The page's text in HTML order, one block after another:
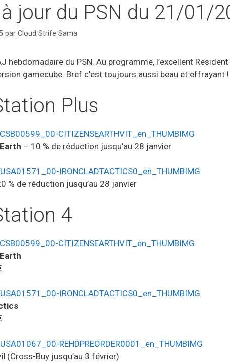
jour du PSN du 21/01/
par Cloud Strife Sama
hebdomadaire du PSN. Au programme, l’excellent
gamecube. Bref c’est toujours aussi beau et
Plus
– 10 % de réduction jusqu’au 28 janvier
% de réduction jusqu’au 28 janvier
4
(Cross-Buy jusqu’au 3 février)